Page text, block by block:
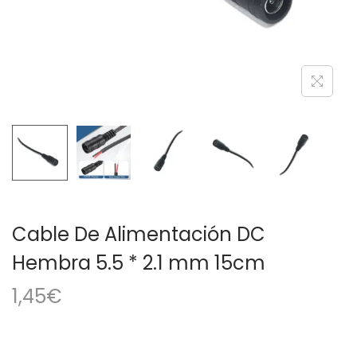
Cable De Alimentación DC
Hembra 5.5 * 2.1 mm 15cm
1,45€